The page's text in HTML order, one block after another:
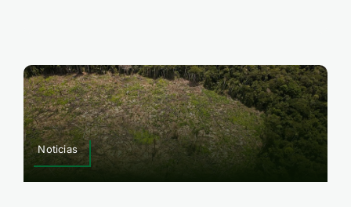
Noticias